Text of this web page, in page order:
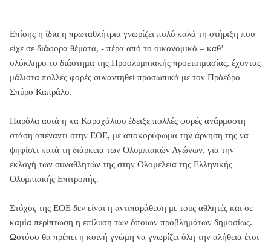
Επίσης η ίδια η πρωταθλήτρια γνωρίζει πολύ καλά τη στήριξη που
είχε σε διάφορα θέματα, - πέρα από το οικονομικό – καθ’
ολόκληρο το διάστημα της Προολυμπιακής προετοιμασίας, έχοντας
μάλιστα πολλές φορές συναντηθεί προσωπικά με τον Πρόεδρο
Σπύρο Καπράλο.
Παρόλα αυτά η κα Καραχάλιου έδειξε πολλές φορές ανάρμοστη
στάση απέναντι στην ΕΟΕ, με αποκορύφωμα την άρνηση της να
ψηφίσει κατά τη διάρκεια των Ολυμπιακών Αγώνων, για την
εκλογή των συναθλητών της στην Ολομέλεια της Ελληνικής
Ολυμπιακής Επιτροπής.
Στόχος της ΕΟΕ δεν είναι η αντιπαράθεση με τους αθλητές και σε
καμία περίπτωση η επίλυση των όποιων προβλημάτων δημοσίως.
Ωστόσο θα πρέπει η κοινή γνώμη να γνωρίζει όλη την αλήθεια έτσι